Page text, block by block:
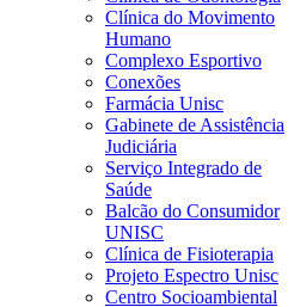
Clínica do Movimento
Humano
Complexo Esportivo
Conexões
Farmácia Unisc
Gabinete de Assistência
Judiciária
Serviço Integrado de
Saúde
Balcão do Consumidor
UNISC
Clínica de Fisioterapia
Projeto Espectro Unisc
Centro Socioambiental